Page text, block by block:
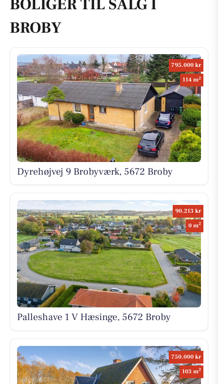
BOLIGER TIL SALG I
BROBY
795.000 kr
114 m2
Dyrehøjvej 9 Brobyværk, 5672 Broby
90.213 kr
0 m2
Palleshave 1 V Hæsinge, 5672 Broby
750.000 kr
103 m2